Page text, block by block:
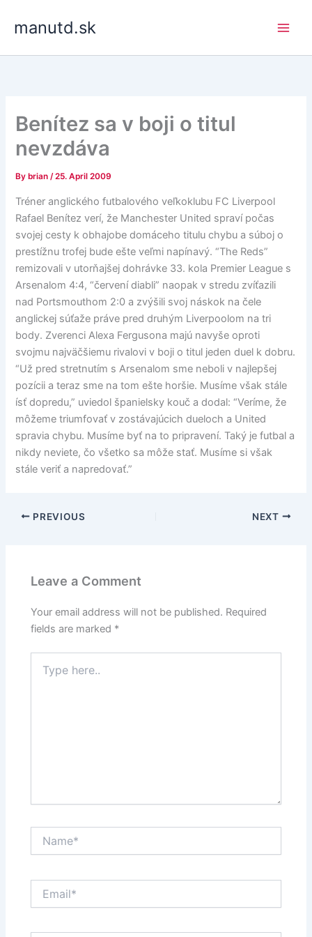
manutd.sk
Benítez sa v boji o titul
nevzdáva
By brian/25. April 2009
Tréner anglického futbalového veľkoklubu FC Liverpool
Rafael Benítez verí, že Manchester United spraví počas
svojej cesty k obhajobe domáceho titulu chybu a súboj o
prestížnu trofej bude ešte veľmi napínavý. “The Reds”
remizovali v utorňajšej dohrávke 33. kola Premier League s
Arsenalom 4:4, “červení diabli” naopak v stredu zvíťazili
nad Portsmouthom 2:0 a zvýšili svoj náskok na čele
anglickej súťaže práve pred druhým Liverpoolom na tri
body. Zverenci Alexa Fergusona majú navyše oproti
svojmu najväčšiemu rivalovi v boji o titul jeden duel k dobru.
“Už pred stretnutím s Arsenalom sme neboli v najlepšej
pozícii a teraz sme na tom ešte horšie. Musíme však stále
ísť dopredu,” uviedol španielsky kouč a dodal: “Veríme, že
môžeme triumfovať v zostávajúcich dueloch a United
spravia chybu. Musíme byť na to pripravení. Taký je futbal a
nikdy neviete, čo všetko sa môže stať. Musíme si však
stále veriť a napredovať.”
PREVIOUS NEXT
Leave a Comment
Your email address will not be published. Required
fields are marked *
here..